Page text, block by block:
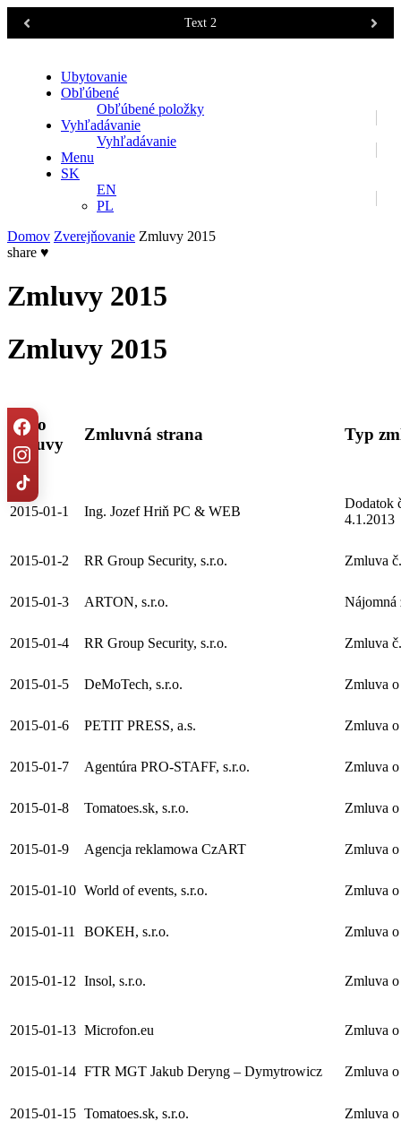
Text 2
Ubytovanie
Obľúbené
Obľúbené položky
Vyhľadávanie
Vyhľadávanie
Menu
SK
EN
PL
Domov Zverejňovanie Zmluvy 2015
share ♥
Zmluvy 2015
Zmluvy 2015
Číslo
zmluvy
Zmluvná strana Typ
2015-01-1 Ing. Jozef Hriň PC & WEB
Dodatok
4.1.2013
2015-01-2 RR Group Security, s.r.o. Zmluva
2015-01-3 ARTON, s.r.o. Nájomná
2015-01-4 RR Group Security, s.r.o. Zmluva
2015-01-5 DeMoTech, s.r.o. Zmluva
2015-01-6 PETIT PRESS, a.s. Zmluva
2015-01-7 Agentúra PRO-STAFF, s.r.o. Zmluva
2015-01-8 Tomatoes.sk, s.r.o. Zmluva
2015-01-9 Agencja reklamowa CzART Zmluva
2015-01-10 World of events, s.r.o. Zmluva
2015-01-11 BOKEH, s.r.o. Zmluva
2015-01-12 Insol, s.r.o. Zmluva
2015-01-13 Microfon.eu Zmluva
2015-01-14 FTR MGT Jakub Deryng – Dymytrowicz Zmluva
2015-01-15 Tomatoes.sk, s.r.o. Zmluva